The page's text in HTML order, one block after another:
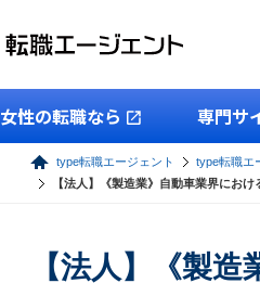
女性の転職なら 専門サ
type転職エージェント type転職エ
【法人】《製造業》自動車業界にお
【法人】《製